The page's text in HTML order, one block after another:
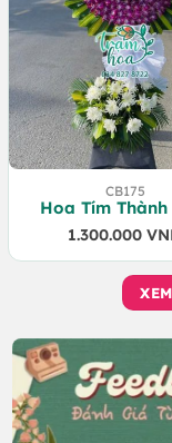
CB175
Hoa Tím Thành
1.300.000